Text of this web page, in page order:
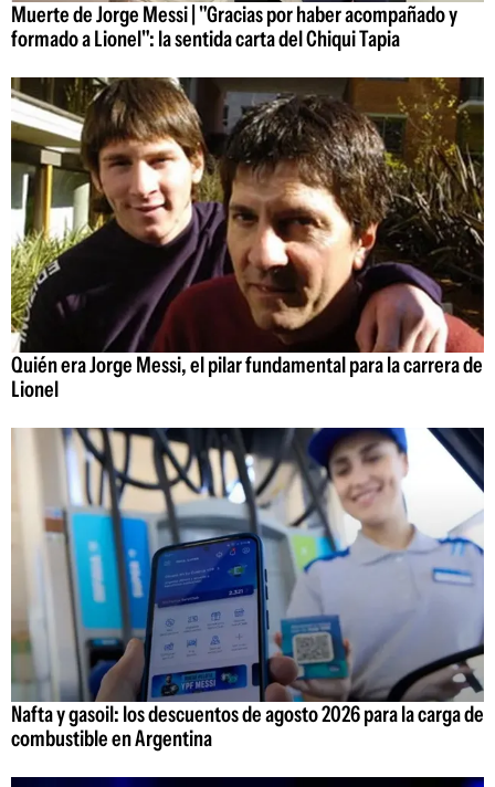
Muerte de Jorge Messi | "Gracias por haber acompañado y
formado a Lionel": la sentida carta del Chiqui Tapia
Quién era Jorge Messi, el pilar fundamental para la carrera de
Lionel
Nafta y gasoil: los descuentos de agosto 2026 para la carga de
combustible en Argentina